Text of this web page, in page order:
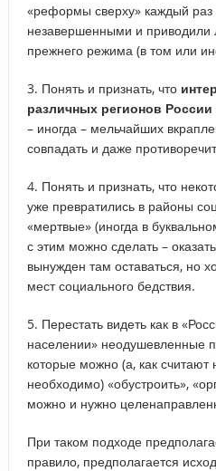
«реформы сверху» каждый раз
незавершенными и приводили
прежнего режима (в том или
3. Понять и признать, что
различных регионов России
– иногда – мельчайших
совпадать и даже
4. Понять и признать, что
уже превратились в районы
«мертвые» (иногда в
с этим можно сделать –
вынужден там оставаться, но
мест социального бедствия.
5. Перестать видеть как в
населении» неодушевленные
которые можно (а, как считают
необходимо) «обустроить»,
можно и нужно
При таком подходе
правило, предполагается